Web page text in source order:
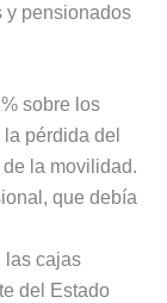
y pensionados
sobre los
pérdida del
la movilidad.
que debía
las cajas
del Estado